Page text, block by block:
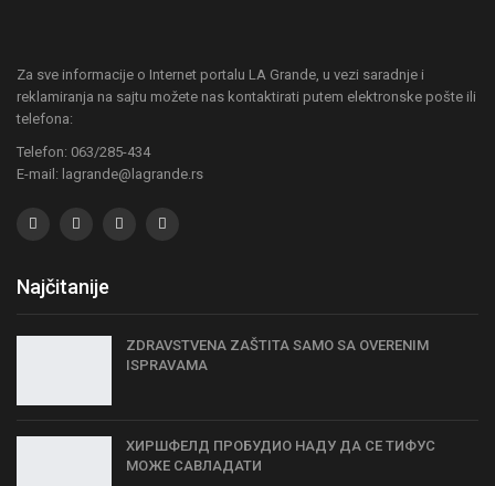
Za sve informacije o Internet portalu LA Grande, u vezi saradnje i
reklamiranja na sajtu možete nas kontaktirati putem elektronske pošte ili
telefona:
Telefon: 063/285-434
E-mail: lagrande@lagrande.rs
Najčitanije
ZDRAVSTVENA ZAŠTITA SAMO SA OVERENIM
ISPRAVAMA
ХИРШФЕЛД ПРОБУДИО НАДУ ДА СЕ ТИФУС
МОЖЕ САВЛАДАТИ